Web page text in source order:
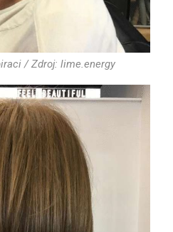
/ Zdroj: lime.energy